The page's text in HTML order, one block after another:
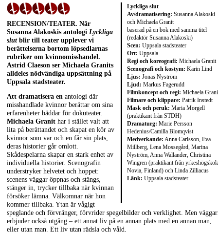
Lyckliga slut
Av/dramatisering: Susanna Alakoski
och Michaela Granit
baserad på en bok med samma titel
(redaktör Susanna Alakoski)
Scen: Uppsala stadsteater
Ort: Uppsala
Regi och koreografi: Michaela Granit
Scenografi och kostym: Karin Lind
Ljus: Jonas Nyström
Ljud: Markus Fagerudd
Filmkoncept och regi: Michaela
Filmare och klippare: Patrik Instedt
Mask och peruk: Maria Morgell
(praktikant från STDH)
Dramaturg: Marie Persson
Hedenius/Camilla Blomqvist
Medverkande: Anna Carlsson, Eva
Millberg, Lena Mossegård, Marina
Nyström, Anna Wallander, Christina
Wingren (praktikant från
Novia, Finland) och Linda Zilliacus
Länk: Uppsala stadsteater
RECENSION/TEATER. När
Susanna Alakoskis antologi Lyckliga
slutblir till teater upplever vi
berättelserna bortom löpsedlarnas
rubriker om kvinnomisshandel.
Astrid Claeson ser Michaela Granits
alldeles nödvändiga uppsättning på
Uppsala stadsteater.
Att dramatisera en antologi där
misshandlade kvinnor berättar om sina
erfarenheter bäddar för dokuteater.
Michaela Granit har i stället valt att
lita på berättandet och skapat en kör av
kvinnor som var och en får sin plats,
deras historier går omlott.
Skådespelarna skapar en stark enhet av
individuella historier. Scenografin
understryker helvetet och hoppet:
scenens väggar öppnas och stängs,
stänger in, trycker tillbaka när kvinnan
försöker lämna. Välkomnar när hon
kommer tillbaka. Ytan är vågigt
speglande och förvränger, förvrider spegelbilder och verklighet. Men
erbjuder också utgång – ett annat liv på en annan plats med en annan man,
eller utan man. Ett liv utan rädsla och våld.